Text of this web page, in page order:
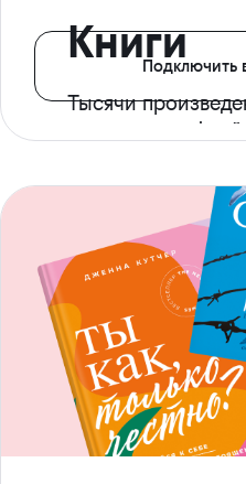
Книги
Тысячи
с доступом офлайн
Подключить